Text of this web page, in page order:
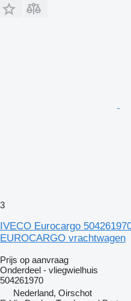
3
IVECO Eurocargo
EUROCARGO vrachtwagen
Prijs op aanvraag
Onderdeel - vliegwielhuis
504261970
Nederland, Oirschot